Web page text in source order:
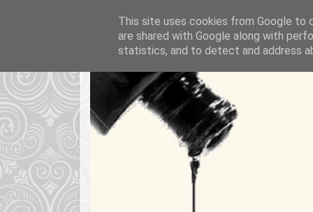
This site uses cookies from Google to
are shared with Google along with
statistics, and to detect and address